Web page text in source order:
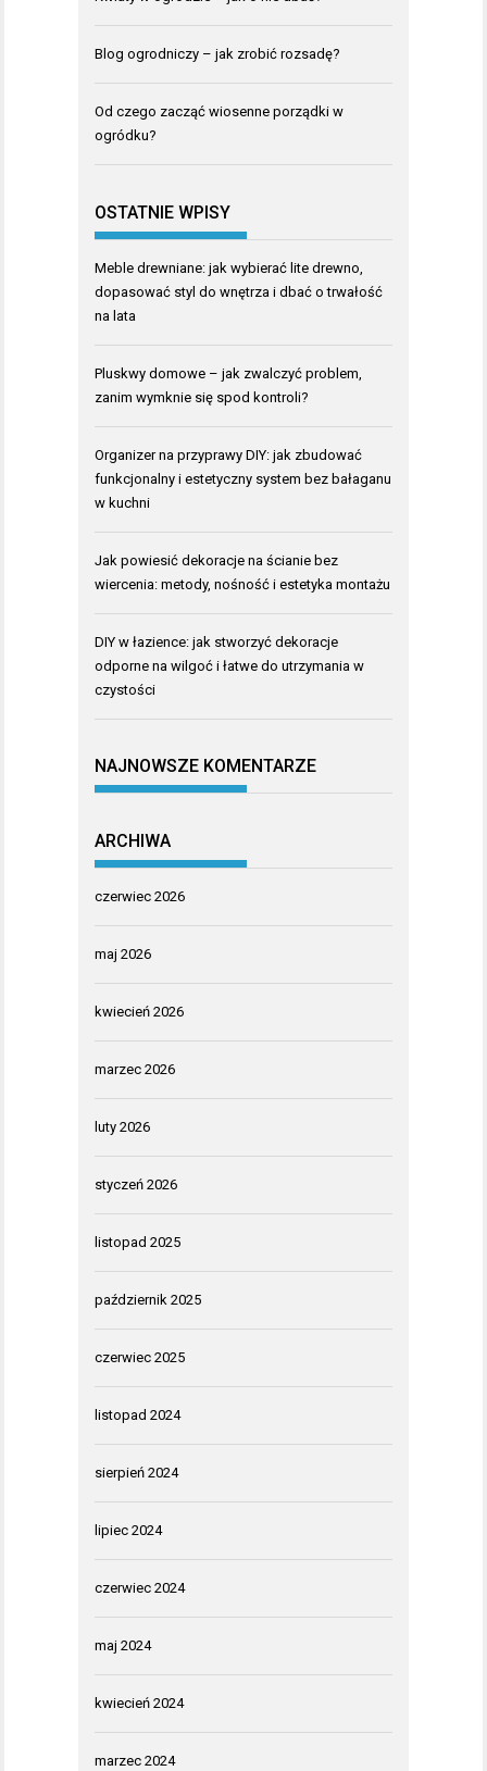
Blog ogrodniczy – jak zrobić rozsadę?
Od czego zacząć wiosenne porządki w
ogródku?
OSTATNIE WPISY
Meble drewniane: jak wybierać lite drewno,
dopasować styl do wnętrza i dbać o trwałość
na lata
Pluskwy domowe – jak zwalczyć problem,
zanim wymknie się spod kontroli?
Organizer na przyprawy DIY: jak zbudować
funkcjonalny i estetyczny system bez bałaganu
w kuchni
Jak powiesić dekoracje na ścianie bez
wiercenia: metody, nośność i estetyka montażu
DIY w łazience: jak stworzyć dekoracje
odporne na wilgoć i łatwe do utrzymania w
czystości
NAJNOWSZE KOMENTARZE
ARCHIWA
czerwiec 2026
maj 2026
kwiecień 2026
marzec 2026
luty 2026
styczeń 2026
listopad 2025
październik 2025
czerwiec 2025
listopad 2024
sierpień 2024
lipiec 2024
czerwiec 2024
maj 2024
kwiecień 2024
marzec 2024